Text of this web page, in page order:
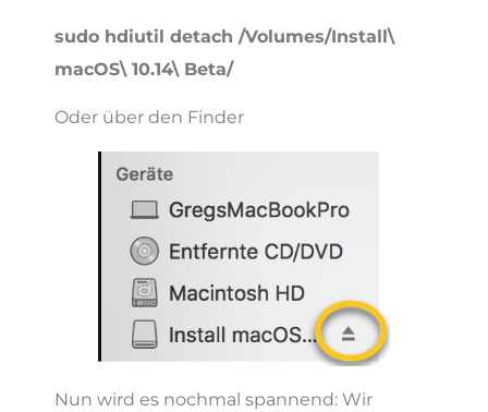
sudo hdiutil detach /Volumes/Install\
macOS\ 10.14\ Beta/
Oder über den Finder
Nun wird es nochmal spannend: Wir